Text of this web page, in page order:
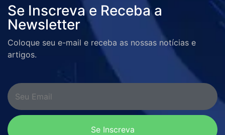
Se Inscreva e Receba a
Newsletter
Coloque seu e-mail e receba as nossas notícias e
artigos.
Se Inscreva